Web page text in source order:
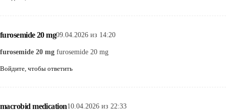
furosemide 20 mg09.04.2026 из 14:20
furosemide 20 mg furosemide 20 mg
Войдите, чтобы ответить
macrobid medication10.04.2026 из 22:33